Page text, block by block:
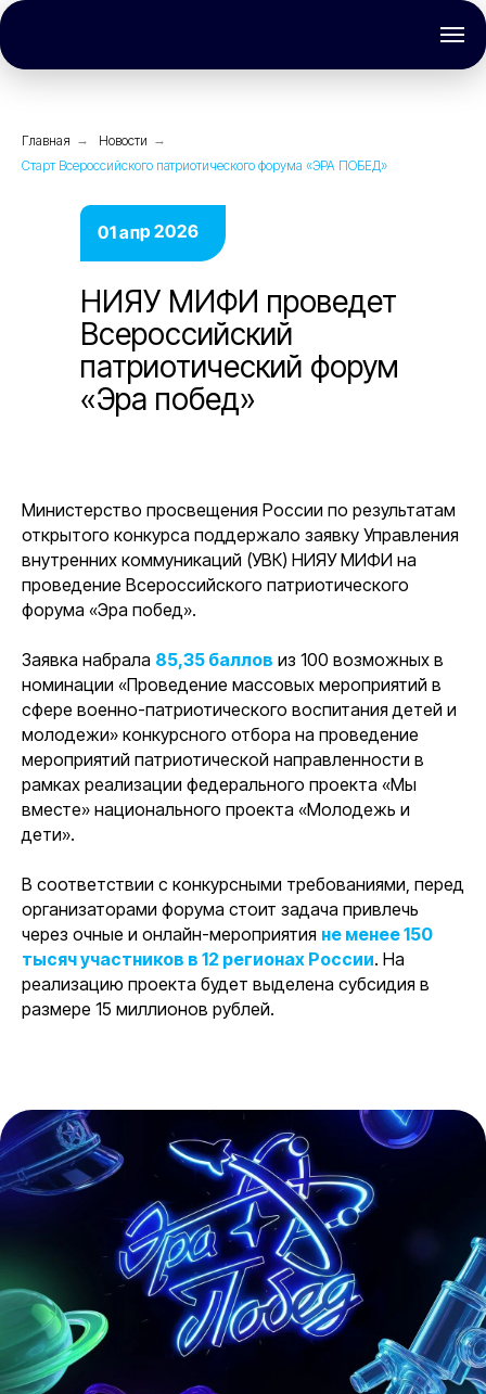
Главная → Новости →
Старт Всероссийского патриотического форума «ЭРА ПОБЕД»
01 апр 2026
НИЯУ МИФИ проведет
Всероссийский
патриотический форум
«Эра побед»
Министерство просвещения России по результатам
открытого конкурса поддержало заявку Управления
внутренних коммуникаций (УВК) НИЯУ МИФИ на
проведение Всероссийского патриотического
форума «Эра побед».
Заявка набрала 85,35 баллов из 100 возможных в
номинации «Проведение массовых мероприятий в
сфере военно-патриотического воспитания детей и
молодежи» конкурсного отбора на проведение
мероприятий патриотической направленности в
рамках реализации федерального проекта «Мы
вместе» национального проекта «Молодежь и
дети».
В соответствии с конкурсными требованиями, перед
организаторами форума стоит задача привлечь
через очные и онлайн-мероприятия не менее 150
тысяч участников в 12 регионах России. На
реализацию проекта будет выделена субсидия в
размере 15 миллионов рублей.